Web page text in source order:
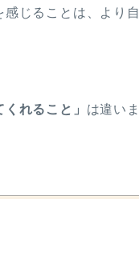
じることは、より自
れること」 は違いま